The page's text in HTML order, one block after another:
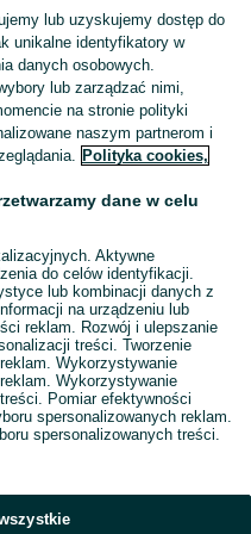
Sprzedaż desek elewacyjnych Świerzów ▶️ Szeroki wybór produktów ✅ Nowe i używane w atrakcyjnych cenach ✌ Sprawdź oferty i kupuj tanio na OLX.pl! Zobacz
lub uzyskujemy dostęp do
unikalne identyfikatory w
danych osobowych.
lub zarządzać nimi,
na stronie polityki
naszym partnerom i
Polityka cookies,
dane w celu
Aktywne
do celów identyfikacji.
lub kombinacji danych z
na urządzeniu lub
reklam. Rozwój i ulepszanie
treści. Tworzenie
Wykorzystywanie
Wykorzystywanie
Pomiar efektywności
spersonalizowanych reklam.
spersonalizowanych treści.